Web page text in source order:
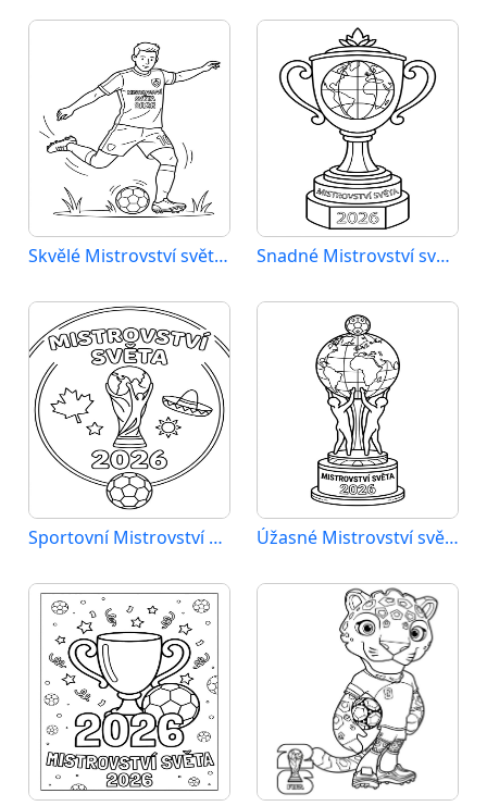
Skvělé Mistrovství světa 2026 Snadné Mistrovství světa 2026
Sportovní Mistrovství světa 2026 Úžasné Mistrovství světa 2026